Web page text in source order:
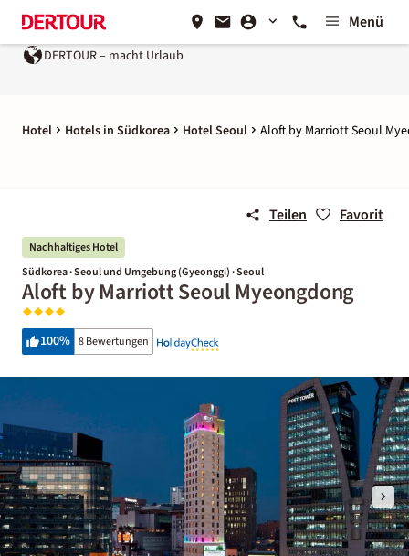
Menü
DERTOUR – macht Urlaub
Hotel Hotels in Südkorea Hotel Seoul Aloft by Marriott Seoul
Teilen Favorit
Nachhaltiges Hotel
Südkorea · Seoul und Umgebung (Gyeonggi) · Seoul
Aloft by Marriott Seoul Myeongdong
100% 8 Bewertungen